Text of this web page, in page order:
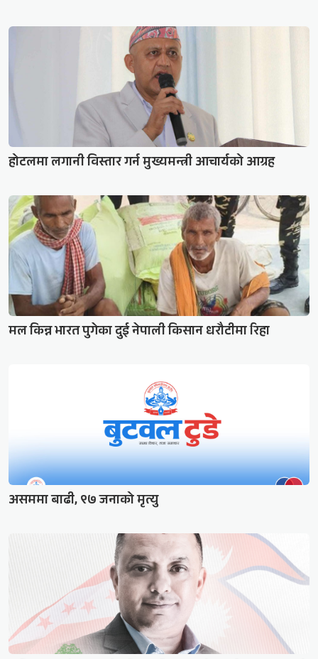
होटलमा लगानी विस्तार गर्न मुख्यमन्त्री आचार्यको आग्रह
मल किन्न भारत पुगेका दुई नेपाली किसान धरौटीमा रिहा
असममा बाढी, ९७ जनाको मृत्यु